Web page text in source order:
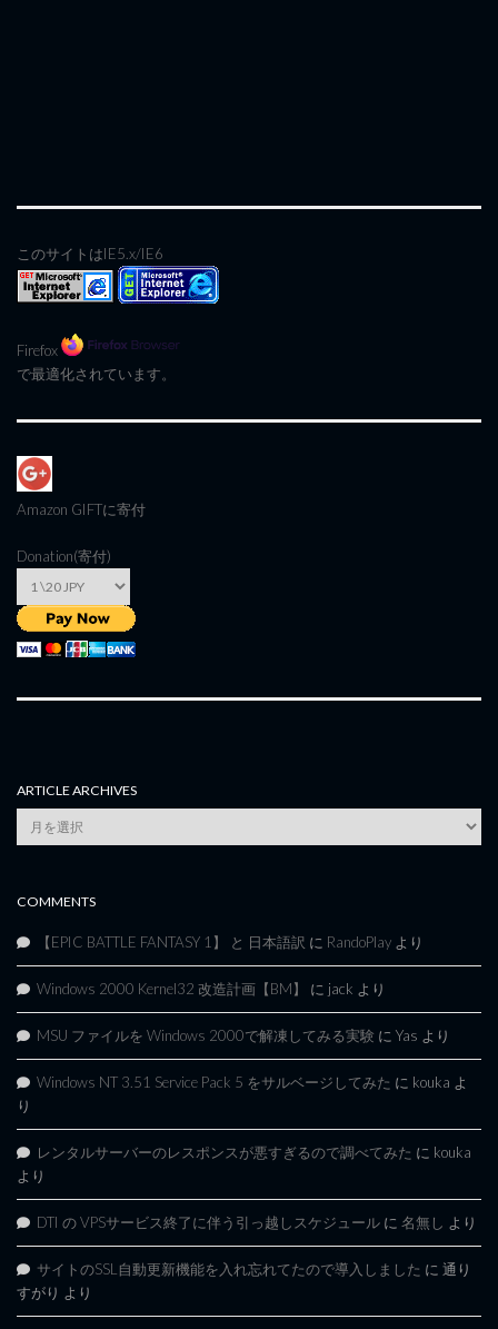
このサイトはIE5.x/IE6
Firefox
で最適化されています。
Amazon GIFTに寄付
Donation(寄付)
ARTICLE ARCHIVES
Article
Archives
COMMENTS
【EPIC BATTLE FANTASY 1】 と 日本語訳 に RandoPlay より
Windows 2000 Kernel32 改造計画【BM】 に jack より
MSU ファイルを Windows 2000で解凍してみる実験 に Yas より
Windows NT 3.51 Service Pack 5 をサルベージしてみた に kouka よ
り
レンタルサーバーのレスポンスが悪すぎるので調べてみた に kouka
より
DTI の VPSサービス終了に伴う引っ越しスケジュール に 名無し より
サイトのSSL自動更新機能を入れ忘れてたので導入しました に 通り
すがり より